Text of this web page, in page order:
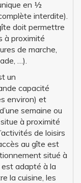
en ½
interdite).
doit permettre
à proximité
de marche,
…).
un
capacité
environ) et
semaine ou
à proximité
de loisirs
au gîte est
situé à
adapté à la
la cuisine, les